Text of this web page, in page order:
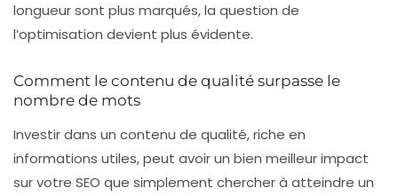
longueur sont plus marqués, la question de
l’optimisation devient plus évidente.
Comment le contenu de qualité surpasse le
nombre de mots
Investir dans un contenu de qualité, riche en
informations utiles, peut avoir un bien meilleur impact
sur votre SEO que simplement chercher à atteindre un